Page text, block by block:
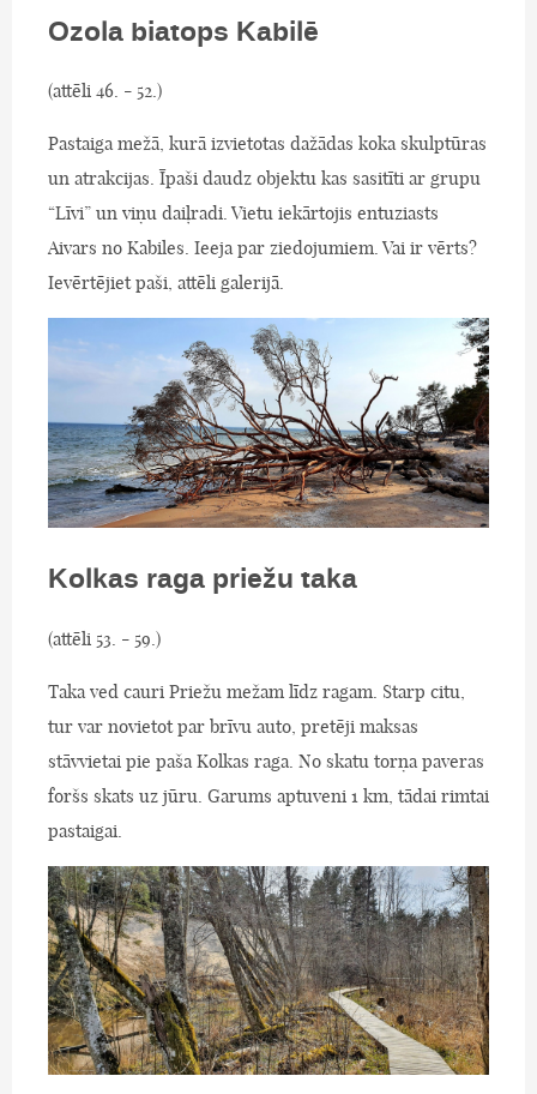
Ozola biatops Kabilē
(attēli 46. - 52.)
Pastaiga mežā, kurā izvietotas dažādas koka skulptūras
un atrakcijas. Īpaši daudz objektu kas sasitīti ar grupu
“Līvi” un viņu daiļradi. Vietu iekārtojis entuziasts
Aivars no Kabiles. Ieeja par ziedojumiem. Vai ir vērts?
Ievērtējiet paši, attēli galerijā.
Kolkas raga priežu taka
(attēli 53. - 59.)
Taka ved cauri Priežu mežam līdz ragam. Starp citu,
tur var novietot par brīvu auto, pretēji maksas
stāvvietai pie paša Kolkas raga. No skatu torņa paveras
foršs skats uz jūru. Garums aptuveni 1 km, tādai rimtai
pastaigai.